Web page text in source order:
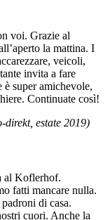
voi. Grazie al
la mattina. I
veicoli,
invita a fare
è super amichevole,
Continuate così!
direkt, estate 2019)
al Koflerhof.
fatti mancare nulla.
di casa.
cuori. Anche la